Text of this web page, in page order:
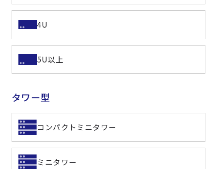
4U
5U以上
タワー型
コンパクトミニタワー
ミニタワー